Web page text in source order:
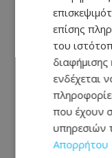
επίσης
του
διαφήμισης
ενδέχεται
που έχουν
υπηρεσιών
Απορρήτου